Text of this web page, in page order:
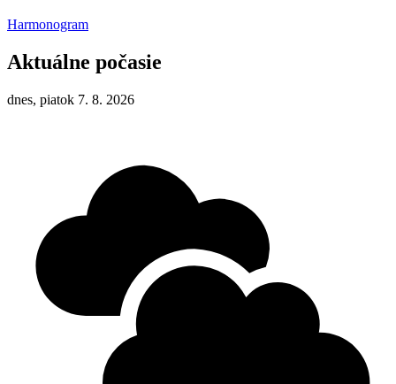
Harmonogram
Aktuálne počasie
dnes, piatok 7. 8. 2026